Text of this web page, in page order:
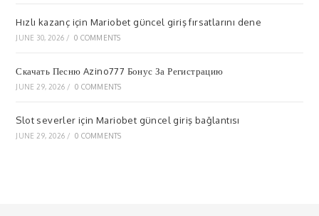
Hızlı kazanç için Mariobet güncel giriş fırsatlarını dene
JUNE 30, 2026 / 0 COMMENTS
Скачать Песню Azino777 Бонус За Регистрацию
JUNE 29, 2026 / 0 COMMENTS
Slot severler için Mariobet güncel giriş bağlantısı
JUNE 29, 2026 / 0 COMMENTS